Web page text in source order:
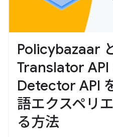
Policybazaar
Translator
Detector API
語エクスペリ
る方法